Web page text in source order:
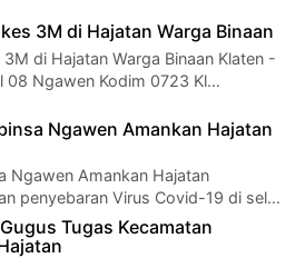
3M di Hajatan Warga Binaan
di Hajatan Warga Binaan Klaten -
08 Ngawen Kodim 0723 Kl…
Ngawen Amankan Hajatan
Ngawen Amankan Hajatan
penyebaran Virus Covid-19 di sel…
Tugas Kecamatan